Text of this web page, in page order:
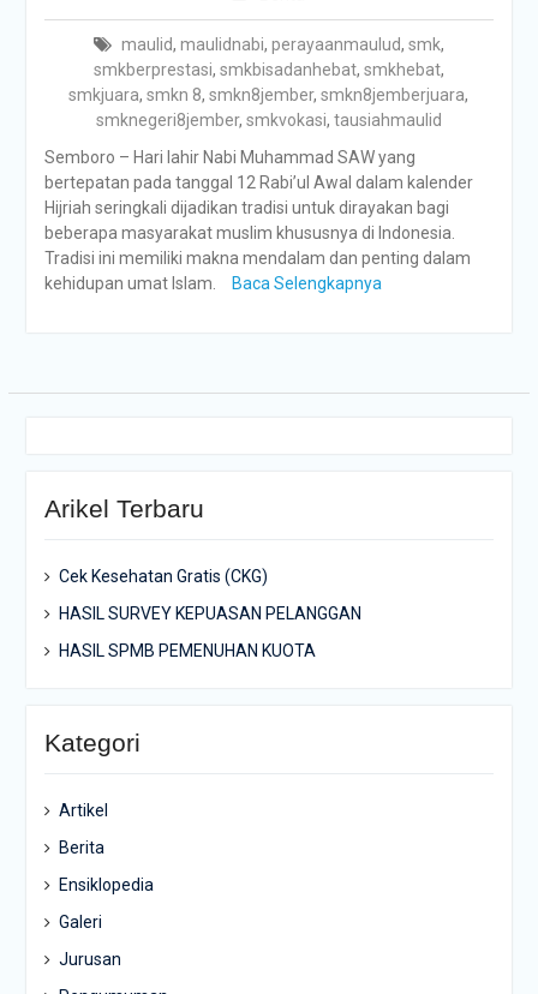
maulid, maulidnabi, perayaanmaulud, smk,
smkberprestasi, smkbisadanhebat, smkhebat,
smkjuara,smkn 8,smkn8jember,smkn8jemberjuara,
smknegeri8jember, smkvokasi, tausiahmaulid
Semboro – Hari lahir Nabi Muhammad SAW yang
bertepatan pada tanggal 12 Rabi’ul Awal dalam kalender
Hijriah seringkali dijadikan tradisi untuk dirayakan bagi
beberapa masyarakat muslim khususnya di Indonesia.
Tradisi ini memiliki makna mendalam dan penting dalam
kehidupan umat Islam.
Baca Selengkapnya
Arikel Terbaru
Cek Kesehatan Gratis (CKG)
HASIL SURVEY KEPUASAN PELANGGAN
HASIL SPMB PEMENUHAN KUOTA
Kategori
Artikel
Berita
Ensiklopedia
Galeri
Jurusan